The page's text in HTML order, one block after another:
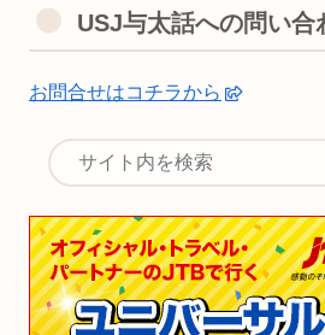
USJ与太話への問い合
お問合せはコチラから